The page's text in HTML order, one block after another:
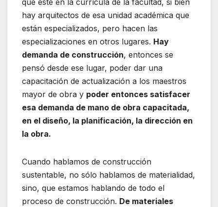
que esté en la currícula de la facultad, si bien
hay arquitectos de esa unidad académica que
están especializados, pero hacen las
especializaciones en otros lugares. Hay
demanda de construcción, entonces se
pensó desde ese lugar, poder dar una
capacitación de actualización a los maestros
mayor de obra y poder entonces satisfacer
esa demanda de mano de obra capacitada,
en el diseño, la planificación, la dirección en
la obra.
Cuando hablamos de construcción
sustentable, no sólo hablamos de materialidad,
sino, que estamos hablando de todo el
proceso de construcción. De materiales